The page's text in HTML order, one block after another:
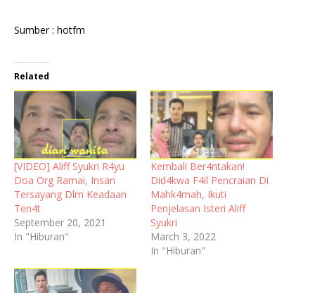
Sumber : hotfm
Related
[VIDEO] Aliff Syukri R4yu
Doa Org Ramai, Insan
Tersayang Dlm Keadaan
Ten4t
September 20, 2021
In "Hiburan"
Kembali Ber4ntakan!
Did4kwa F4il Pencraian Di
Mahk4mah, Ikuti
Penjelasan Isteri Aliff
Syukri
March 3, 2022
In "Hiburan"